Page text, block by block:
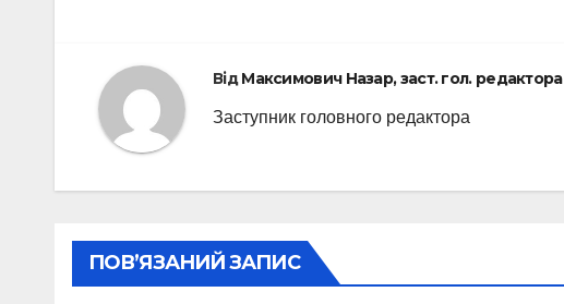
ВідМаксимович Назар, заст. гол. редактора
Заступник головного редактора
ПОВ’ЯЗАНИЙ ЗАПИС